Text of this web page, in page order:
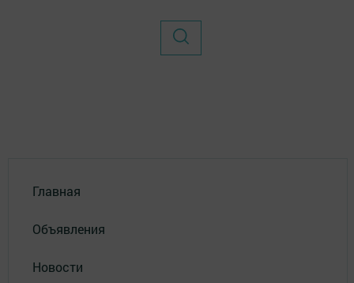
Главная
Объявления
Новости